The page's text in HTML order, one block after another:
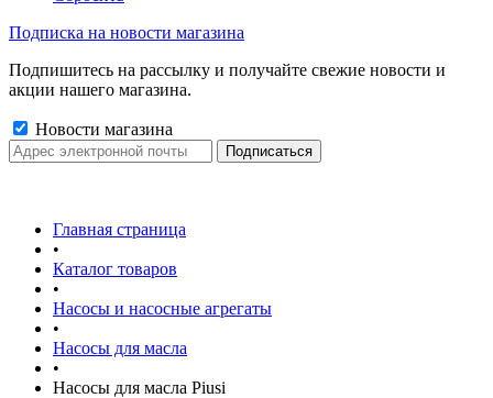
Подписка на новости магазина
Подпишитесь на рассылку и получайте свежие новости и
акции нашего магазина.
Новости магазина
Главная страница
•
Каталог товаров
•
Насосы и насосные агрегаты
•
Насосы для масла
•
Насосы для масла Piusi